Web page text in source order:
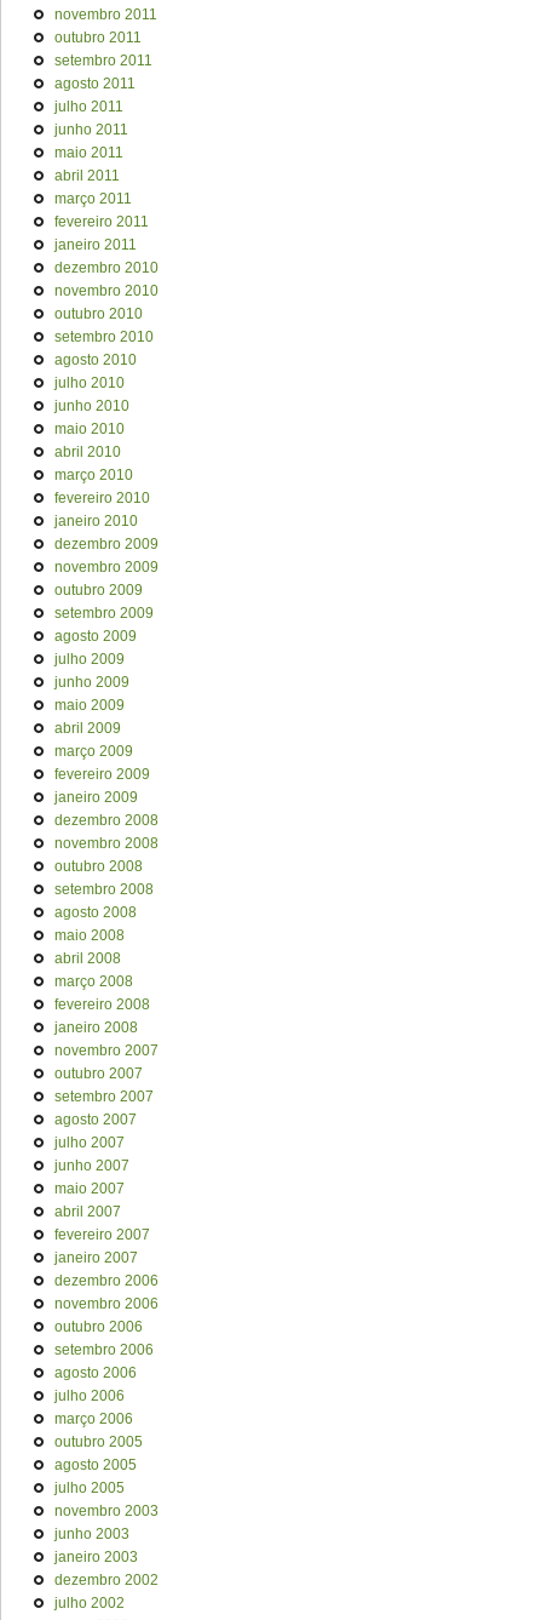
novembro 2011
outubro 2011
setembro 2011
agosto 2011
julho 2011
junho 2011
maio 2011
abril 2011
março 2011
fevereiro 2011
janeiro 2011
dezembro 2010
novembro 2010
outubro 2010
setembro 2010
agosto 2010
julho 2010
junho 2010
maio 2010
abril 2010
março 2010
fevereiro 2010
janeiro 2010
dezembro 2009
novembro 2009
outubro 2009
setembro 2009
agosto 2009
julho 2009
junho 2009
maio 2009
abril 2009
março 2009
fevereiro 2009
janeiro 2009
dezembro 2008
novembro 2008
outubro 2008
setembro 2008
agosto 2008
maio 2008
abril 2008
março 2008
fevereiro 2008
janeiro 2008
novembro 2007
outubro 2007
setembro 2007
agosto 2007
julho 2007
junho 2007
maio 2007
abril 2007
fevereiro 2007
janeiro 2007
dezembro 2006
novembro 2006
outubro 2006
setembro 2006
agosto 2006
julho 2006
março 2006
outubro 2005
agosto 2005
julho 2005
novembro 2003
junho 2003
janeiro 2003
dezembro 2002
julho 2002